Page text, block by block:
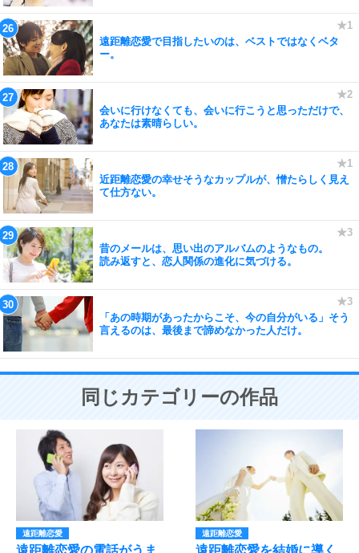
遠距離恋愛で目指したいのは、ベストではなくベタ
ー。
会いに行けなくても、会いに行こうと思っただけで、
あなたは素晴らしい。
近距離恋愛の幸せそうなカップルが、憎たらしく見え
て仕方ない。
昔のメールは、思い出のアルバムのようなもの。
読み返すと、恋人関係の進化に気づける。
「あの時期があったからこそ、今の自分がいる」そう
言えるのは、最後まで諦めなかった人だけ。
同じカテゴリーの作品
遠距離恋愛
遠距離恋愛の電話がうま
遠距離恋愛
遠距離恋愛を結婚に導く